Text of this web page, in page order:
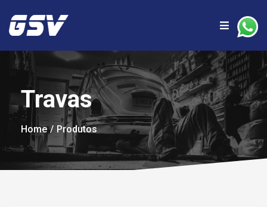
Travas
Home Produtos